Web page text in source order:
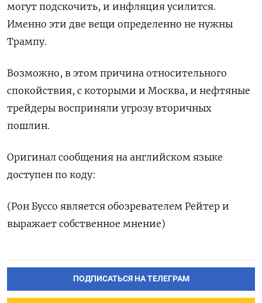
могут подскочить, и инфляция усилится.
Именно эти две вещи определенно не нужны
Трампу.
Возможно, в этом причина относительного
спокойствия, с которыми и Москва, и нефтяные
трейдеры восприняли угрозу вторичных
пошлин.
Оригинал сообщения на английском языке
доступен по коду:
(Рон Буссо является обозревателем Рейтер и
выражает собственное мнение)
ПОДПИСАТЬСЯ НА ТЕЛЕГРАМ